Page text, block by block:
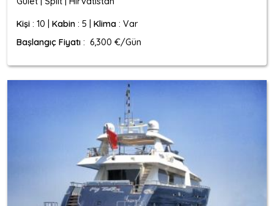
Kişi : 10 | Kabin : 5 | Klima : Var
Başlangıç Fiyatı : 6,300 €/Gün